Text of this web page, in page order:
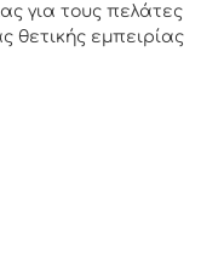
για τους πελάτες
θετικής εμπειρίας